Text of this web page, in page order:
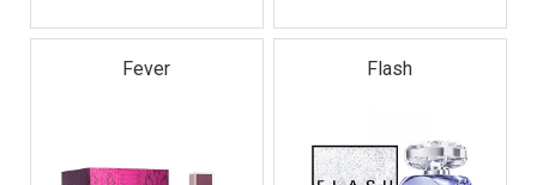
Fever Flash